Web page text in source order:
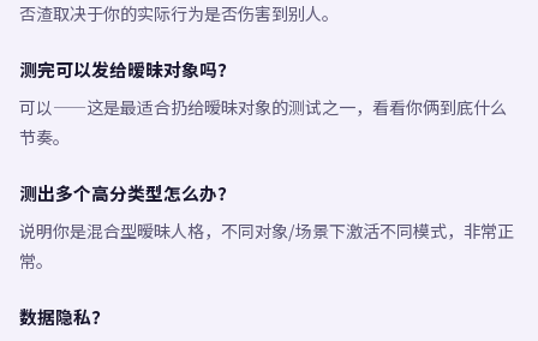
否渣取决于你的实际行为是否伤害到别人。
测完可以发给暧昧对象吗？
可以——这是最适合扔给暧昧对象的测试之一，看看你俩到底什么
节奏。
测出多个高分类型怎么办？
说明你是混合型暧昧人格，不同对象/场景下激活不同模式，非常正
常。
数据隐私？